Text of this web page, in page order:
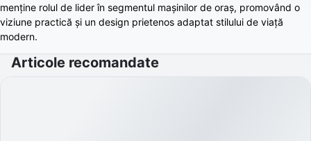
menține rolul de lider în segmentul mașinilor de oraș, promovând o
viziune practică și un design prietenos adaptat stilului de viață
modern.
Articole recomandate